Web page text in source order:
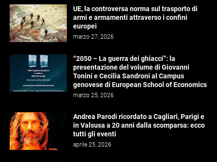
UE, la controversa norma sul trasporto di
armi e armamenti attraverso i confini
europei
marzo 27, 2026
“2050 – La guerra dei ghiacci”: la
presentazione del volume di Giovanni
Tonini e Cecilia Sandroni al Campus
genovese di European School of Economics
marzo 25, 2026
Andrea Parodi ricordato a Cagliari, Parigi e
in Valsusa a 20 anni dalla scomparsa: ecco
tutti gli eventi
aprile 25, 2026